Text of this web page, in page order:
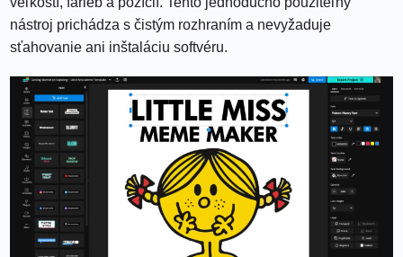
nástroj prichádza s čistým rozhraním a nevyžaduje
sťahovanie ani inštaláciu softvéru.